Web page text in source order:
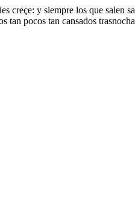
creçe: y siempre los que
tan pocos tan cansados